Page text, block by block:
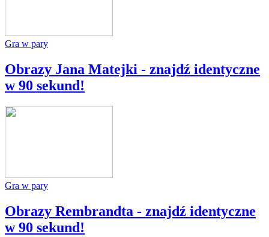
Gra w pary
Obrazy Jana Matejki - znajdź identyczne
w 90 sekund!
Gra w pary
Obrazy Rembrandta - znajdź identyczne
w 90 sekund!